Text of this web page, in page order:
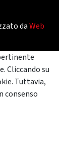
daWeb
Cliccando su
Tuttavia,
consenso